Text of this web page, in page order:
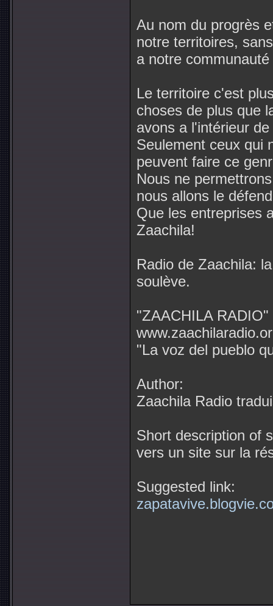
Au nom du progrès
notre territoires,
a notre
Le territoire c'est
choses de plus que
avons a l'intérieur
Seulement ceux qui
peuvent faire ce
Nous ne
nous allons le
Que les entreprises
Zaachila!
Radio de Zaachila:
soulève.
"ZAACHILA
"La voz del pueblo
Author:
Zaachila Radio
Short description of
vers un site sur la
Suggested link: